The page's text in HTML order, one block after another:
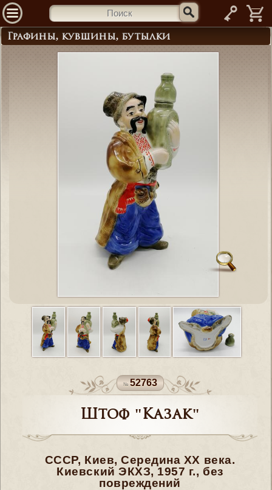
—
Графины, кувшины, бутылки
52763
Штоф "Казак"
СССР, Киев, Середина XX века.
Киевский ЭКХЗ, 1957 г., без
повреждений